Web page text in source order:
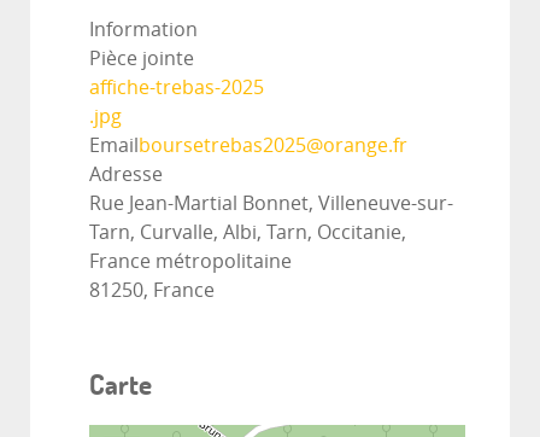
Information
Pièce jointe
affiche-trebas-2025
.jpg
Emailboursetrebas2025@orange.fr
Adresse
Rue Jean-Martial Bonnet, Villeneuve-sur-
Tarn, Curvalle, Albi, Tarn, Occitanie,
France métropolitaine
81250, France
Carte